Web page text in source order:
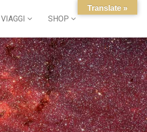
VIAGGI SHOP
Translate »